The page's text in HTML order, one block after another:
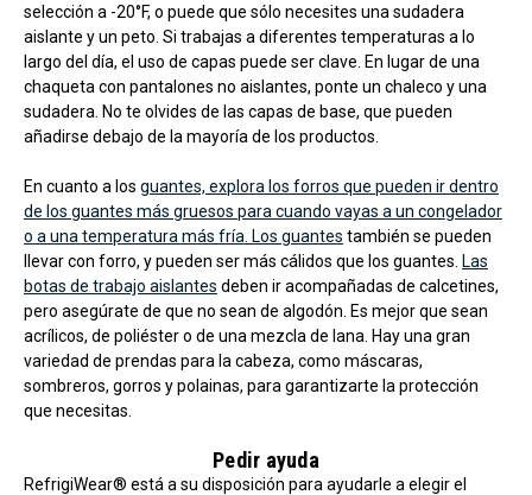
selección a -20°F, o puede que sólo necesites una sudadera
aislante y un peto. Si trabajas a diferentes temperaturas a lo
largo del día, el uso de capas puede ser clave. En lugar de una
chaqueta con pantalones no aislantes, ponte un chaleco y una
sudadera. No te olvides de las capas de base, que pueden
añadirse debajo de la mayoría de los productos.
En cuanto a los guantes, explora los forros que pueden ir dentro
de los guantes más gruesos para cuando vayas a un congelador
o a una temperatura más fría. Los guantes también se pueden
llevar con forro, y pueden ser más cálidos que los guantes. Las
botas de trabajo aislantes deben ir acompañadas de calcetines,
pero asegúrate de que no sean de algodón. Es mejor que sean
acrílicos, de poliéster o de una mezcla de lana. Hay una gran
variedad de prendas para la cabeza, como máscaras,
sombreros, gorros y polainas, para garantizarte la protección
que necesitas.
Pedir ayuda
RefrigiWear® está a su disposición para ayudarle a elegir el